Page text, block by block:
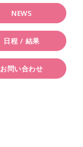
NEWS
日程 / 結果
お問い合わせ